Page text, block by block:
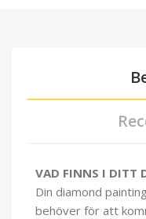
VAD FINNS I DITT
Din diamond
behöver för att